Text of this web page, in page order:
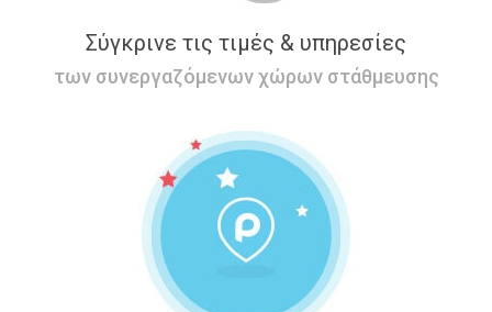
Σύγκρινε τις τιμές & υπηρεσίες
των συνεργαζόμενων χώρων στάθμευσης